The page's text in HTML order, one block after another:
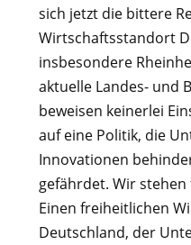
sich jetzt die bittere
Wirtschaftsstandort
insbesondere
aktuelle Landes- und
beweisen keinerlei
auf eine Politik, die
Innovationen
gefährdet. Wir
Einen freiheitlichen
Deutschland, der